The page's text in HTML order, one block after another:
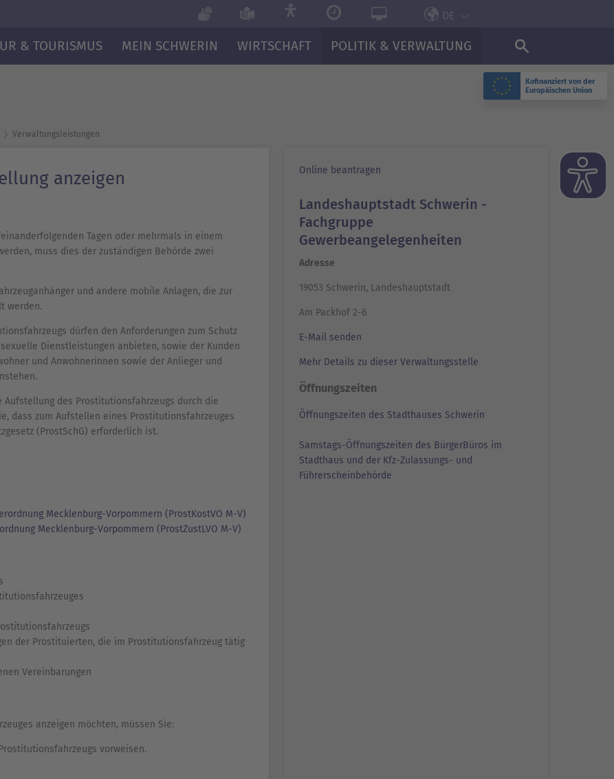
Kofinanziert von der
Europäischen Union
DE
& TOURISMUS MEIN SCHWERIN WIRTSCHAFT POLITIK & VERWALTUNG
Verwaltungsleistungen
anzeigen
Tagen oder mehrmals in einem
muss dies der zuständigen Behörde zwei
und andere mobile Anlagen, die zur
werden.
dürfen den Anforderungen zum Schutz
Dienstleistungen anbieten, sowie der Kunden
und Anwohnerinnen sowie der Anlieger und
des Prostitutionsfahrzeugs durch die
dass zum Aufstellen eines Prostitutionsfahrzeuges
(ProstSchG) erforderlich ist.
Mecklenburg-Vorpommern (ProstKostVO M-V)
Mecklenburg-Vorpommern (ProstZustLVO M-V)
der Prostituierten, die im Prostitutionsfahrzeug tätig
Vereinbarungen
anzeigen möchten, müssen Sie:
vorweisen.
Online beantragen
Landeshauptstadt Schwerin -
Fachgruppe
Gewerbeangelegenheiten
Adresse
19053 Schwerin, Landeshauptstadt
Am Packhof 2-6
E-Mail senden
Mehr Details zu dieser Verwaltungsstelle
Öffnungszeiten
Öffnungszeiten des Stadthauses Schwerin
Samstags-Öffnungszeiten des BürgerBüros im
Stadthaus und der Kfz-Zulassungs- und
Führerscheinbehörde